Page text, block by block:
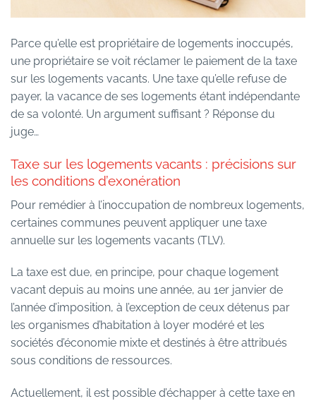
Parce qu’elle est propriétaire de logements inoccupés,
une propriétaire se voit réclamer le paiement de la taxe
sur les logements vacants. Une taxe qu’elle refuse de
payer, la vacance de ses logements étant indépendante
de sa volonté. Un argument suffisant ? Réponse du
juge…
Taxe sur les logements vacants : précisions sur
les conditions d’exonération
Pour remédier à l’inoccupation de nombreux logements,
certaines communes peuvent appliquer une taxe
annuelle sur les logements vacants (TLV).
La taxe est due, en principe, pour chaque logement
vacant depuis au moins une année, au 1er janvier de
l’année d’imposition, à l’exception de ceux détenus par
les organismes d’habitation à loyer modéré et les
sociétés d’économie mixte et destinés à être attribués
sous conditions de ressources.
Actuellement, il est possible d’échapper à cette taxe en